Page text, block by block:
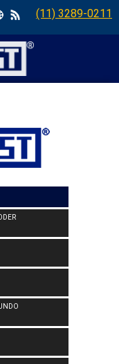
(11) 3289-0211